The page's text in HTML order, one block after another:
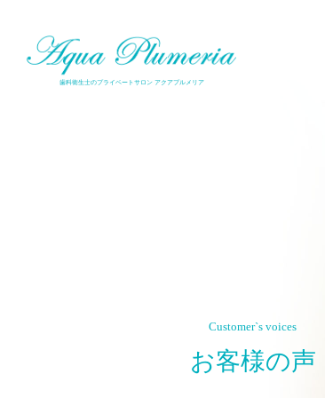
Customer`s voices
お客様の声
歯科衛生士のプライベートサロン アクアプルメリア